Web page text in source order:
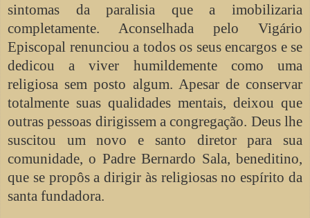
sintomas da paralisia que a imobilizaria
completamente. Aconselhada pelo Vigário
Episcopal renunciou a todos os seus encargos e se
dedicou a viver humildemente como uma
religiosa sem posto algum. Apesar de conservar
totalmente suas qualidades mentais, deixou que
outras pessoas dirigissem a congregação. Deus lhe
suscitou um novo e santo diretor para sua
comunidade, o Padre Bernardo Sala, beneditino,
que se propôs a dirigir às religiosas no espírito da
santa fundadora.